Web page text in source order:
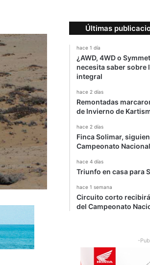
Últimas
hace 1 día
¿AWD, 4WD o
necesita saber sobre
integral
hace 2 días
Remontadas
de Invierno de
hace 2 días
Finca Solimar,
Campeonato
hace 4 días
Triunfo en casa para
hace 1 semana
Circuito corto
del Campeonato
-